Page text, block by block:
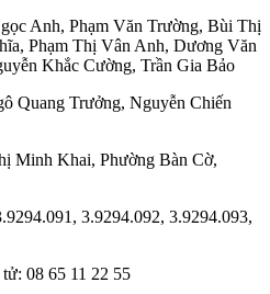
Anh, Phạm Văn Trường, Bùi Thị
, Phạm Thị Vân Anh, Dương Văn
Khắc Cường, Trần Gia Bảo
Quang Trưởng, Nguyễn Chiến
Minh Khai, Phường Bàn Cờ,
3.9294.092, 3.9294.093,
tử: 08 65 11 22 55